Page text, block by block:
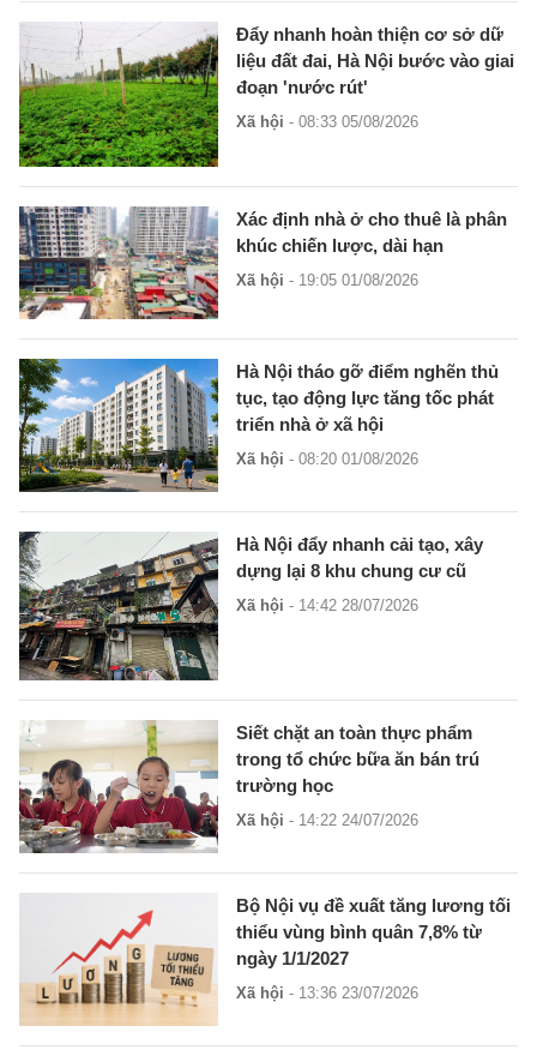
Đẩy nhanh hoàn thiện cơ sở dữ
liệu đất đai, Hà Nội bước vào giai
đoạn 'nước rút'
Xã hội - 08:33 05/08/2026
Xác định nhà ở cho thuê là phân
khúc chiến lược, dài hạn
Xã hội - 19:05 01/08/2026
Hà Nội tháo gỡ điểm nghẽn thủ
tục, tạo động lực tăng tốc phát
triển nhà ở xã hội
Xã hội - 08:20 01/08/2026
Hà Nội đẩy nhanh cải tạo, xây
dựng lại 8 khu chung cư cũ
Xã hội - 14:42 28/07/2026
Siết chặt an toàn thực phẩm
trong tổ chức bữa ăn bán trú
trường học
Xã hội - 14:22 24/07/2026
Bộ Nội vụ đề xuất tăng lương tối
thiểu vùng bình quân 7,8% từ
ngày 1/1/2027
Xã hội - 13:36 23/07/2026